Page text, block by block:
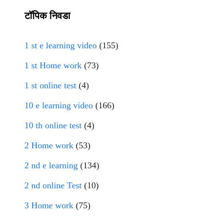
टॉपिक निवडा
1 st e learning video (155)
1 st Home work (73)
1 st online test (4)
10 e learning video (166)
10 th online test (4)
2 Home work (53)
2 nd e learning (134)
2 nd online Test (10)
3 Home work (75)